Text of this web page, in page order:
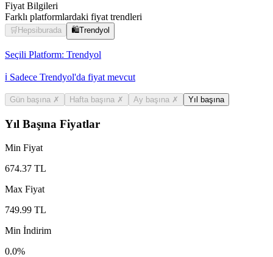
Fiyat Bilgileri
Farklı platformlardaki fiyat trendleri
🛒 Hepsiburada 🛍️Trendyol
Seçili Platform: Trendyol
ℹ️ Sadece Trendyol'da fiyat mevcut
Gün başına ✗ Hafta başına ✗ Ay başına ✗ Yıl başına
Yıl Başına Fiyatlar
Min Fiyat
674.37 TL
Max Fiyat
749.99 TL
Min İndirim
0.0%